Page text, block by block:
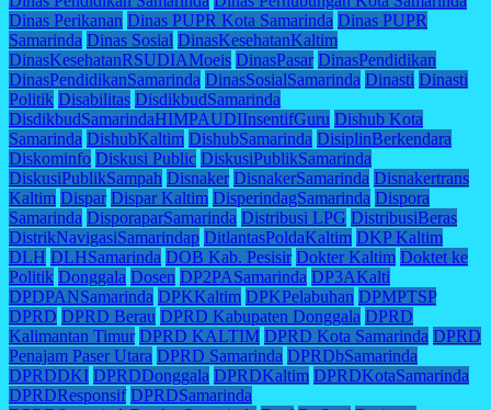
Dinas Perikanan Dinas PUPR Kota Samarinda Dinas PUPR
Samarinda Dinas Sosial DinasKesehatanKaltim
DinasKesehatanRSUDIAMoeis DinasPasar DinasPendidikan
DinasPendidikanSamarinda DinasSosialSamarinda Dinasti Dinasti
Politik Disabilitas DisdikbudSamarinda
DisdikbudSamarindaHIMPAUDIInsentifGuru Dishub Kota
Samarinda DishubKaltim DishubSamarinda DisiplinBerkendara
Diskominfo Diskusi Public DiskusiPublikSamarinda
DiskusiPublikSampah Disnaker DisnakerSamarinda Disnakertrans
Kaltim Dispar Dispar Kaltim DisperindagSamarinda Dispora
Samarinda DisporaparSamarinda Distribusi LPG DistribusiBeras
DistrikNavigasiSamarindap DitlantasPoldaKaltim DKP Kaltim
DLH DLHSamarinda DOB Kab. Pesisir Dokter Kaltim Doktet ke
Politik Donggala Dosen DP2PASamarinda DP3AKalti
DPDPANSamarinda DPKKaltim DPKPelabuhan DPMPTSP
DPRD DPRD Berau DPRD Kabupaten Donggala DPRD
Kalimantan Timur DPRD KALTIM DPRD Kota Samarinda DPRD
Penajam Paser Utara DPRD Samarinda DPRDbSamarinda
DPRDDKI DPRDDonggala DPRDKaltim DPRDKotaSamarinda
DPRDResponsif DPRDSamarinda